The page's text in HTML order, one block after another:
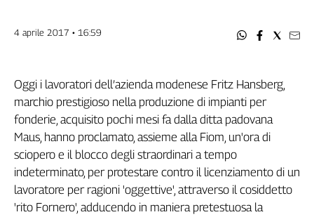
Diritti
Internazionale
Culture
Categorie
Filcams
Filctem
Fillea
Filt
4 aprile 2017 • 16:59
Oggi i lavoratori dell’azienda modenese Fritz Hansberg,
marchio prestigioso nella produzione di impianti per
fonderie, acquisito pochi mesi fa dalla ditta padovana
Maus, hanno proclamato, assieme alla Fiom, un'ora di
sciopero e il blocco degli straordinari a tempo
indeterminato, per protestare contro il licenziamento di un
lavoratore per ragioni 'oggettive', attraverso il cosiddetto
'rito Fornero', adducendo in maniera pretestuosa la